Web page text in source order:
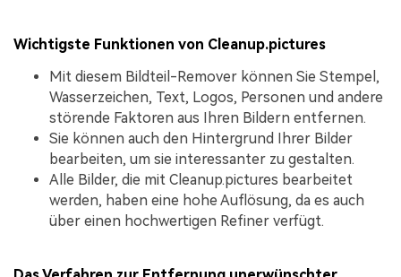
Wichtigste Funktionen von Cleanup.pictures
Mit diesem Bildteil-Remover können Sie Stempel,
Wasserzeichen, Text, Logos, Personen und andere
störende Faktoren aus Ihren Bildern entfernen.
Sie können auch den Hintergrund Ihrer Bilder
bearbeiten, um sie interessanter zu gestalten.
Alle Bilder, die mit Cleanup.pictures bearbeitet
werden, haben eine hohe Auflösung, da es auch
über einen hochwertigen Refiner verfügt.